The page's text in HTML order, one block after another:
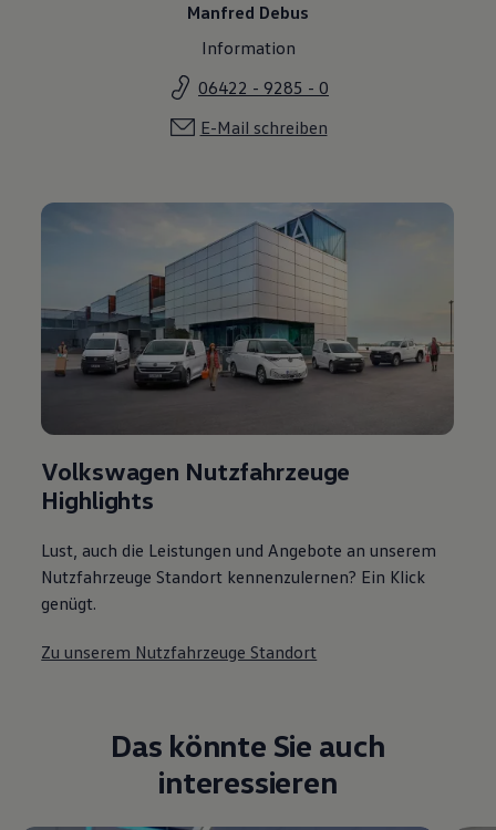
Manfred Debus
Information
06422 - 9285 - 0
E-Mail schreiben
Volkswagen Nutzfahrzeuge
Highlights
Lust, auch die Leistungen und Angebote an unserem
Nutzfahrzeuge Standort kennenzulernen? Ein Klick
genügt.
Zu unserem Nutzfahrzeuge Standort
Das könnte Sie auch
interessieren